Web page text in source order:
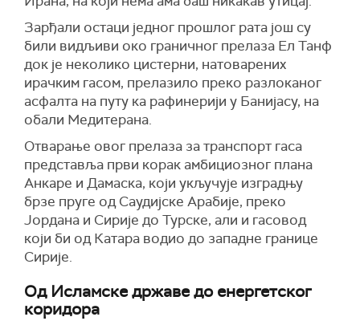
Зарђали остаци једног прошлог рата још су
били видљиви око граничног прелаза Ел Танф
док је неколико цистерни, натоварених
ирачким гасом, прелазило преко разлоканог
асфалта на путу ка рафинерији у Банијасу, на
обали Медитерана.
Отварање овог прелаза за транспорт гаса
представља први корак амбициозног плана
Анкаре и Дамаска, који укључује изградњу
брзе пруге од Саудијске Арабије, преко
Јордана и Сирије до Турске, али и гасовод
који би од Катара водио до западне границе
Сирије.
Од Исламске државе до енергетског
коридора